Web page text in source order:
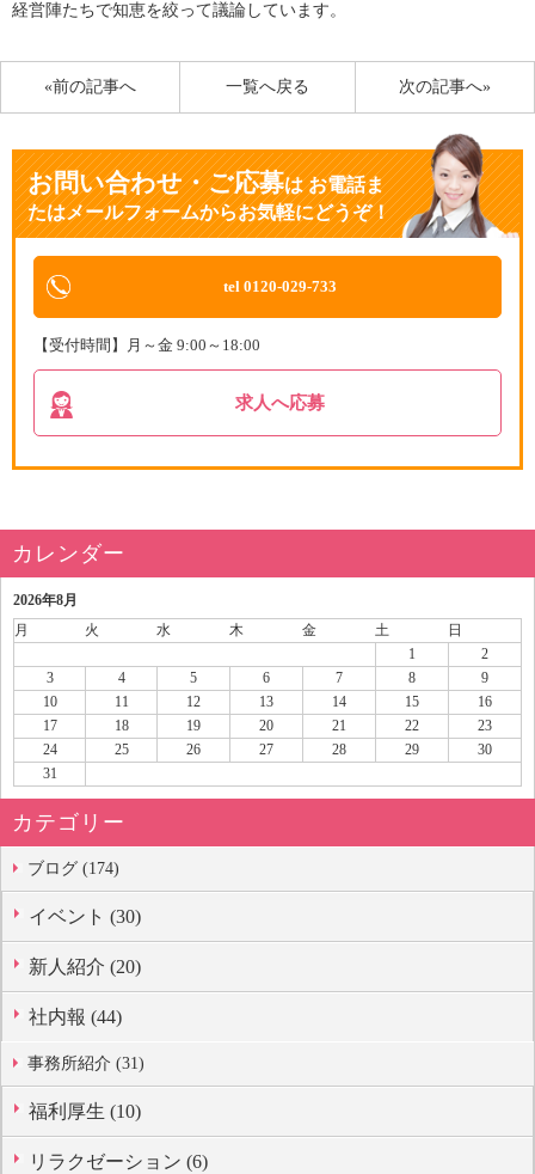
経営陣たちで知恵を絞って議論しています。
«前の記事へ 次の記事へ»
一覧へ戻る
お問い合わせ・ご応募はお電話ま
たはメールフォームからお気軽にどうぞ！
tel 0120-029-733
【受付時間】月～金 9:00～18:00
求人へ応募
カレンダー
2026年8月
月
火 水 木 金 土
日
1
2
3
4 5 6 7 8
9
10
11 12 13 14 15
16
17
18 19 20 21 22
23
24
25 26 27 28 29
30
31
カテゴリー
ブログ (174)
イベント (30)
新人紹介 (20)
社内報 (44)
事務所紹介 (31)
福利厚生 (10)
リラクゼーション (6)